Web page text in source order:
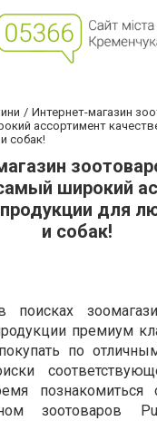
Интернет-магазин
ассортимент
собак!
широкий
продукции для
и собак!
премиум
по
зоотоваров